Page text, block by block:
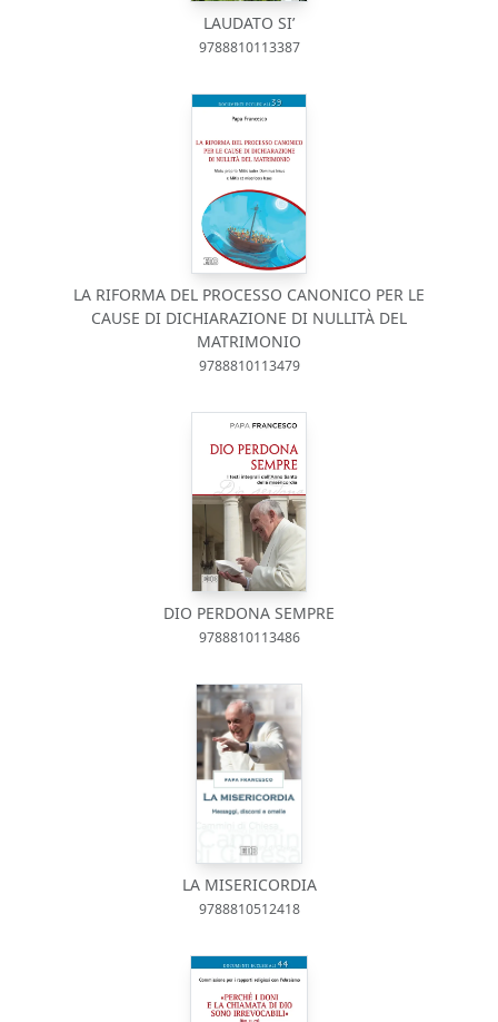
LAUDATO SI’
9788810113387
LA RIFORMA DEL PROCESSO CANONICO PER LE
CAUSE DI DICHIARAZIONE DI NULLITÀ DEL
MATRIMONIO
9788810113479
DIO PERDONA SEMPRE
9788810113486
LA MISERICORDIA
9788810512418